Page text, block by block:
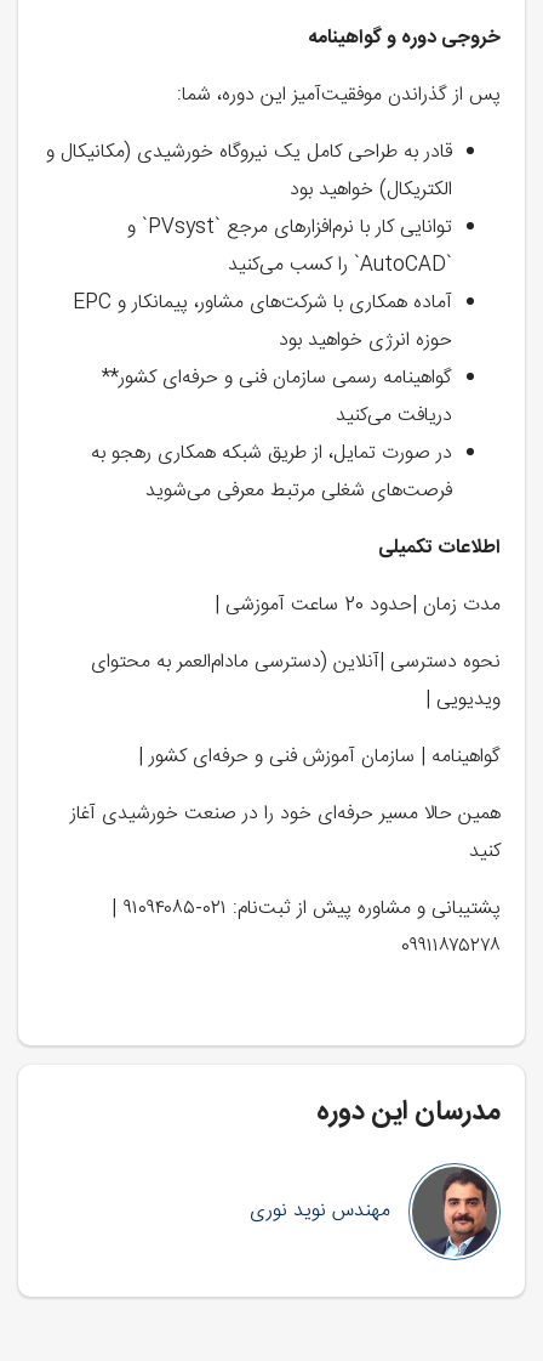
خروجی دوره و گواهینامه
پس از گذراندن موفقیت‌آمیز این دوره، شما:
قادر به طراحی کامل یک نیروگاه خورشیدی (مکانیکال و
الکتریکال) خواهید بود
توانایی کار با نرم‌افزارهای مرجع `PVsyst` و
`AutoCAD` را کسب می‌کنید
آماده همکاری با شرکت‌های مشاور، پیمانکار و EPC
حوزه انرژی خواهید بود
گواهینامه رسمی سازمان فنی و حرفه‌ای کشور**
دریافت می‌کنید
در صورت تمایل، از طریق شبکه همکاری رهجو به
فرصت‌های شغلی مرتبط معرفی می‌شوید
اطلاعات تکمیلی
مدت زمان |حدود 20 ساعت آموزشی |
نحوه دسترسی |آنلاین (دسترسی مادام‌العمر به محتوای
ویدیویی |
گواهینامه | سازمان آموزش فنی و حرفه‌ای کشور |
همین حالا مسیر حرفه‌ای خود را در صنعت خورشیدی آغاز
کنید
پشتیبانی و مشاوره پیش از ثبت‌نام: ۰۲۱-۹۱۰۹۴۰۸۵ |
۰۹۹۱۱۸۷۵۲۷۸
مدرسان این دوره
مهندس نوید نوری